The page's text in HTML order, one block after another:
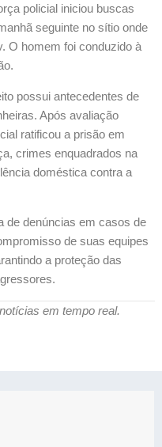
policial iniciou buscas
seguinte no sítio onde
O homem foi conduzido à
possui antecedentes de
Após avaliação
ratificou a prisão em
crimes enquadrados na
doméstica contra a
de denúncias em casos de
de suas equipes
a proteção das
em tempo real.